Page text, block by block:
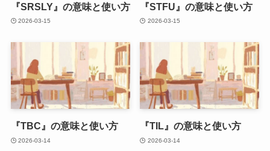
『SRSLY』の意味と使い方
2026-03-15
『STFU』の意味と使い方
2026-03-15
『TBC』の意味と使い方
2026-03-14
『TIL』の意味と使い方
2026-03-14